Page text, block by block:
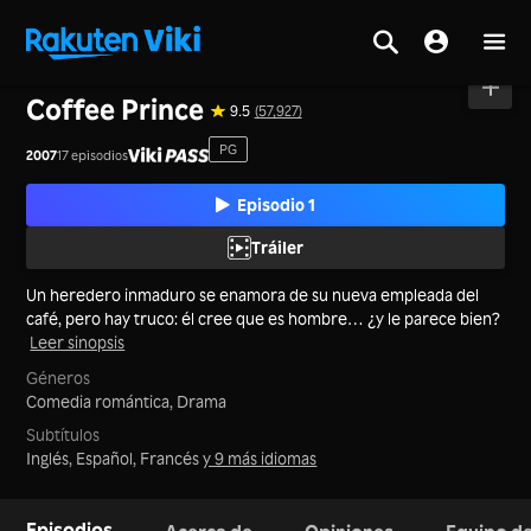
Coffee Prince 9.5 (57,927)
200717 episodios PG
Episodio 1
Tráiler
Un heredero inmaduro se enamora de su nueva empleada del
café, pero hay truco: él cree que es hombre… ¿y le parece bien?
Leer sinopsis
Géneros
Comedia romántica, Drama
Subtítulos
Inglés, Español, Francésy 9 más idiomas